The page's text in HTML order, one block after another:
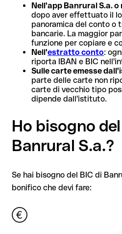
Nell'app Banrural S.a. o
dopo aver effettuato il
panoramica del conto o
bancarie. La maggior
funzione per copiare e
Nell'estratto conto:
riporta IBAN e BIC
Sulle carte emesse
parte delle carte non
carte di vecchio tipo
dipende dall'istituto.
Ho bisogno
Banrural S.a.?
Se hai bisogno del BIC di
bonifico che devi fare: